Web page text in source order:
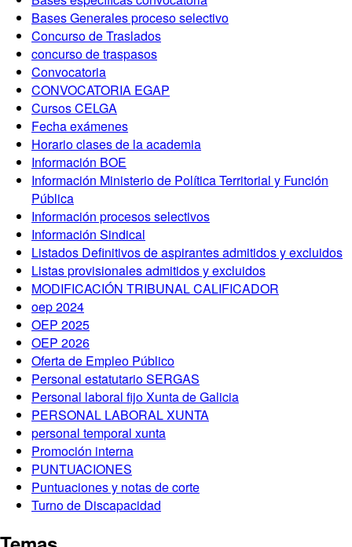
Bases Generales proceso selectivo
Concurso de Traslados
concurso de traspasos
Convocatoria
CONVOCATORIA EGAP
Cursos CELGA
Fecha exámenes
Horario clases de la academia
Información BOE
Información Ministerio de Política Territorial y Función
Pública
Información procesos selectivos
Información Sindical
Listados Definitivos de aspirantes admitidos y excluidos
Listas provisionales admitidos y excluidos
MODIFICACIÓN TRIBUNAL CALIFICADOR
oep 2024
OEP 2025
OEP 2026
Oferta de Empleo Público
Personal estatutario SERGAS
Personal laboral fijo Xunta de Galicia
PERSONAL LABORAL XUNTA
personal temporal xunta
Promoción interna
PUNTUACIONES
Puntuaciones y notas de corte
Turno de Discapacidad